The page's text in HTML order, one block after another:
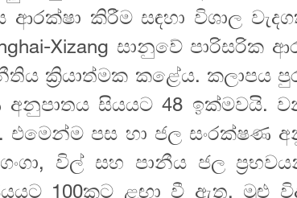
ආරක්ෂා කිරීම සඳහා විශාල
Xizang සානුවේ පාරිසරික
ක්‍රියාත්මක කළේය. කලාපය
අනුපාතය සියයට 48 ඉක්මවයි.
එමෙන්ම පස හා ජල සංරක්ෂණ
ගංගා, විල් සහ පානීය ජල
100කට ළඟා වී ඇත. මුළු